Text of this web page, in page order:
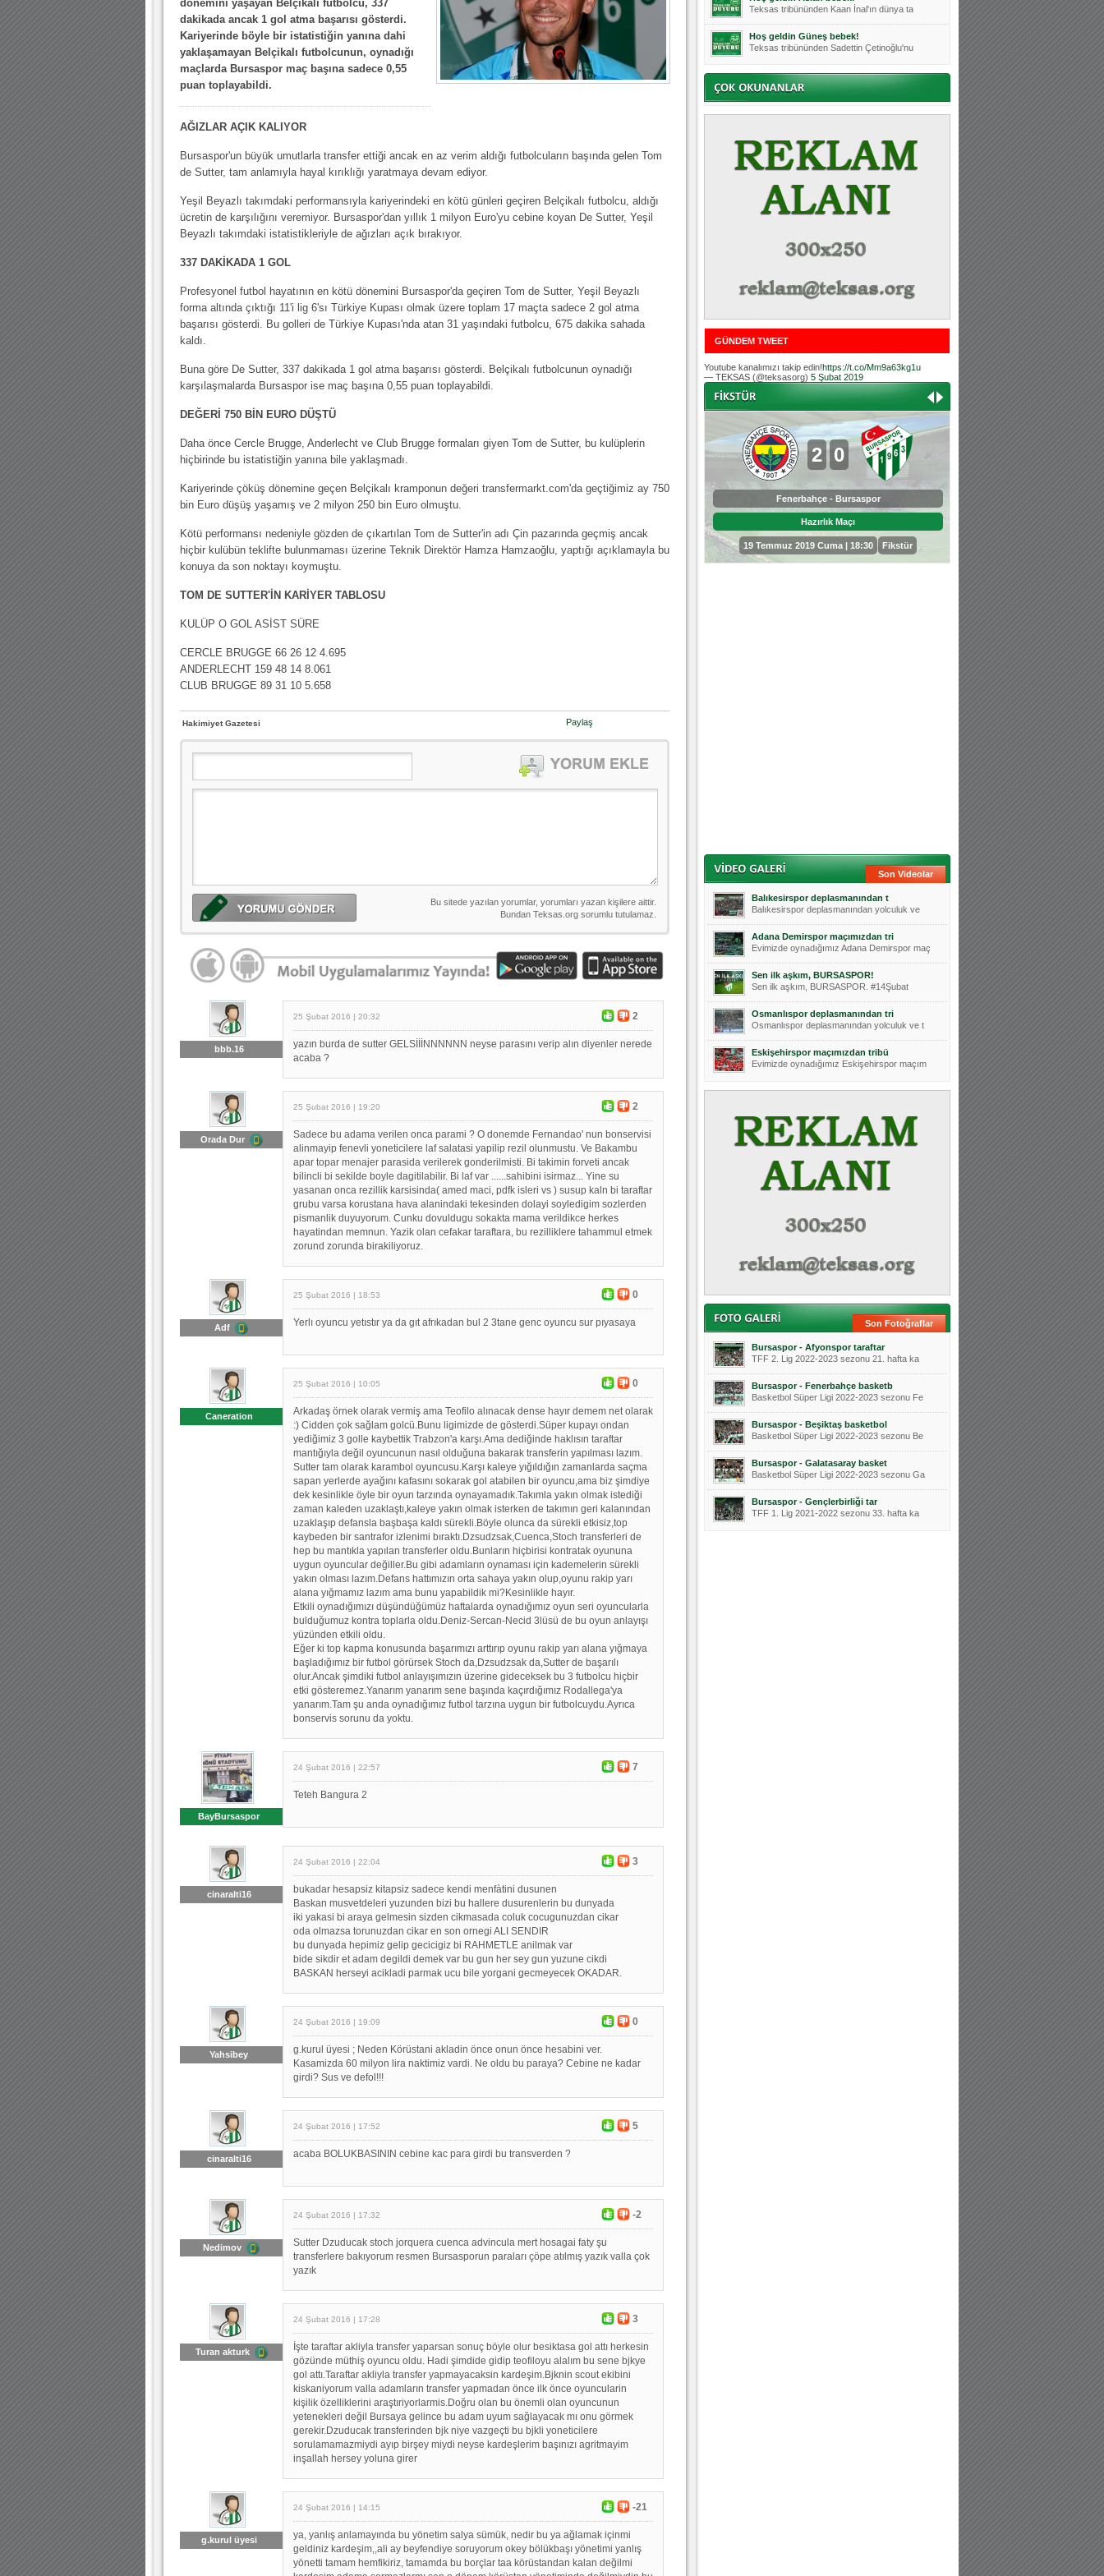
Hoş geldin Kadir Kağan Bebek!
11.11.2025 14:13 |Hoş geldin Ertuğrul Bebek!
12.10.2025 17:30 |MUTLULUKLAR SİNAN SILACI
16.07.2024 14:32 |Hoş geldin Kerem Bebek!
Hoş geldin Aslan bebek!
03.01.2024 19:09 | Hoş geldin Güneş bebek!
dönemini yaşayan Belçikalı futbolcu, 337
dakikada ancak 1 gol atma başarısı gösterdi.
Kariyerinde böyle bir istatistiğin yanına dahi
yaklaşamayan Belçikalı futbolcunun, oynadığı
maçlarda Bursaspor maç başına sadece 0,55
puan toplayabildi.
AĞIZLAR AÇIK KALIYOR
Bursaspor'un büyük umutlarla transfer ettiği ancak en az verim aldığı futbolcuların başında gelen Tom
de Sutter, tam anlamıyla hayal kırıklığı yaratmaya devam ediyor.
Yeşil Beyazlı takımdaki performansıyla kariyerindeki en kötü günleri geçiren Belçikalı futbolcu, aldığı
ücretin de karşılığını veremiyor. Bursaspor'dan yıllık 1 milyon Euro'yu cebine koyan De Sutter, Yeşil
Beyazlı takımdaki istatistikleriyle de ağızları açık bırakıyor.
337 DAKİKADA 1 GOL
Profesyonel futbol hayatının en kötü dönemini Bursaspor'da geçiren Tom de Sutter, Yeşil Beyazlı
forma altında çıktığı 11'i lig 6'sı Türkiye Kupası olmak üzere toplam 17 maçta sadece 2 gol atma
başarısı gösterdi. Bu golleri de Türkiye Kupası'nda atan 31 yaşındaki futbolcu, 675 dakika sahada
kaldı.
Buna göre De Sutter, 337 dakikada 1 gol atma başarısı gösterdi. Belçikalı futbolcunun oynadığı
karşılaşmalarda Bursaspor ise maç başına 0,55 puan toplayabildi.
DEĞERİ 750 BİN EURO DÜŞTÜ
Daha önce Cercle Brugge, Anderlecht ve Club Brugge formaları giyen Tom de Sutter, bu kulüplerin
hiçbirinde bu istatistiğin yanına bile yaklaşmadı.
Kariyerinde çöküş dönemine geçen Belçikalı kramponun değeri transfermarkt.com'da geçtiğimiz ay 750
bin Euro düşüş yaşamış ve 2 milyon 250 bin Euro olmuştu.
Kötü performansı nedeniyle gözden de çıkartılan Tom de Sutter'in adı Çin pazarında geçmiş ancak
hiçbir kulübün teklifte bulunmaması üzerine Teknik Direktör Hamza Hamzaoğlu, yaptığı açıklamayla bu
konuya da son noktayı koymuştu.
TOM DE SUTTER'İN KARİYER TABLOSU
KULÜP O GOL ASİST SÜRE
CERCLE BRUGGE 66 26 12 4.695
ANDERLECHT 159 48 14 8.061
CLUB BRUGGE 89 31 10 5.658
Hakimiyet Gazetesi Paylaş
bbb.16
25 Şubat 2016 | 20:32 2
yazın burda de sutter GELSİİİNNNNNN neyse parasını verip alın diyenler nerede
acaba ?
Orada Dur
25 Şubat 2016 | 19:20 2
Sadece bu adama verilen onca parami ? O donemde Fernandao' nun bonservisi
alinmayip fenevli yoneticilere laf salatasi yapilip rezil olunmustu. Ve Bakambu
apar topar menajer parasida verilerek gonderilmisti. Bi takimin forveti ancak
bilincli bi sekilde boyle dagitilabilir. Bi laf var ......sahibini isirmaz... Yine su
yasanan onca rezillik karsisinda( amed maci, pdfk isleri vs ) susup kaln bi taraftar
grubu varsa korustana hava alanindaki tekesinden dolayi soyledigim sozlerden
pismanlik duyuyorum. Cunku dovuldugu sokakta mama verildikce herkes
hayatindan memnun. Yazik olan cefakar taraftara, bu rezilliklere tahammul etmek
zorund zorunda birakiliyoruz.
Adf
25 Şubat 2016 | 18:53 0
Yerlı oyuncu yetıstır ya da gıt afrıkadan bul 2 3tane genc oyuncu sur pıyasaya
Caneration
25 Şubat 2016 | 10:05 0
Arkadaş örnek olarak vermiş ama Teofilo alınacak dense hayır demem net olarak
:) Cidden çok sağlam golcü.Bunu ligimizde de gösterdi.Süper kupayı ondan
yediğimiz 3 golle kaybettik Trabzon'a karşı.Ama dediğinde haklısın taraftar
mantığıyla değil oyuncunun nasıl olduğuna bakarak transferin yapılması lazım.
Sutter tam olarak karambol oyuncusu.Karşı kaleye yığıldığın zamanlarda saçma
sapan yerlerde ayağını kafasını sokarak gol atabilen bir oyuncu,ama biz şimdiye
dek kesinlikle öyle bir oyun tarzında oynayamadık.Takımla yakın olmak istediği
zaman kaleden uzaklaştı,kaleye yakın olmak isterken de takımın geri kalanından
uzaklaşıp defansla başbaşa kaldı sürekli.Böyle olunca da sürekli etkisiz,top
kaybeden bir santrafor izlenimi bıraktı.Dzsudzsak,Cuenca,Stoch transferleri de
hep bu mantıkla yapılan transferler oldu.Bunların hiçbirisi kontratak oyununa
uygun oyuncular değiller.Bu gibi adamların oynaması için kademelerin sürekli
yakın olması lazım.Defans hattımızın orta sahaya yakın olup,oyunu rakip yarı
alana yığmamız lazım ama bunu yapabildik mi?Kesinlikle hayır.
Etkili oynadığımızı düşündüğümüz haftalarda oynadığımız oyun seri oyuncularla
bulduğumuz kontra toplarla oldu.Deniz-Sercan-Necid 3lüsü de bu oyun anlayışı
yüzünden etkili oldu.
Eğer ki top kapma konusunda başarımızı arttırıp oyunu rakip yarı alana yığmaya
başladığımız bir futbol görürsek Stoch da,Dzsudzsak da,Sutter de başarılı
olur.Ancak şimdiki futbol anlayışımızın üzerine gideceksek bu 3 futbolcu hiçbir
etki gösteremez.Yanarım yanarım sene başında kaçırdığımız Rodallega'ya
yanarım.Tam şu anda oynadığımız futbol tarzına uygun bir futbolcuydu.Ayrıca
bonservis sorunu da yoktu.
BayBursaspor
24 Şubat 2016 | 22:57 7
Teteh Bangura 2
cinaralti16
24 Şubat 2016 | 22:04 3
bukadar hesapsiz kitapsiz sadece kendi menfàtini dusunen
Baskan musvetdeleri yuzunden bizi bu hallere dusurenlerin bu dunyada
iki yakasi bi araya gelmesin sizden cikmasada coluk cocugunuzdan cikar
oda olmazsa torunuzdan cikar en son ornegi ALI SENDIR
bu dunyada hepimiz gelip gecicigiz bi RAHMETLE anilmak var
bide sikdir et adam degildi demek var bu gun her sey gun yuzune cikdi
BASKAN herseyi acikladi parmak ucu bile yorgani gecmeyecek OKADAR.
Yahsibey
24 Şubat 2016 | 19:09 0
g.kurul üyesi ; Neden Körüstani akladin önce onun önce hesabini ver.
Kasamizda 60 milyon lira naktimiz vardi. Ne oldu bu paraya? Cebine ne kadar
girdi? Sus ve defol!!!
cinaralti16
24 Şubat 2016 | 17:52 5
acaba BOLUKBASININ cebine kac para girdi bu transverden ?
Nedimov
24 Şubat 2016 | 17:32 -2
Sutter Dzuducak stoch jorquera cuenca advincula mert hosagai faty şu
transferlere bakıyorum resmen Bursasporun paraları çöpe atılmış yazık valla çok
yazık
Turan akturk
24 Şubat 2016 | 17:28 3
İşte taraftar akliyla transfer yaparsan sonuç böyle olur besiktasa gol attı herkesin
gözünde müthiş oyuncu oldu. Hadi şimdide gidip teofiloyu alalım bu sene bjkye
gol attı.Taraftar akliyla transfer yapmayacaksin kardeşim.Bjknin scout ekibini
kiskaniyorum valla adamların transfer yapmadan önce ilk önce oyuncularin
kişilik özelliklerini araştıriyorlarmis.Doğru olan bu önemli olan oyuncunun
yetenekleri değil Bursaya gelince bu adam uyum sağlayacak mı onu görmek
gerekir.Dzuducak transferinden bjk niye vazgeçti bu bjkli yoneticilere
sorulamamazmiydi ayıp birşey miydi neyse kardeşlerim başınızı agritmayim
inşallah hersey yoluna girer
g.kurul üyesi
24 Şubat 2016 | 14:15 -21
ya, yanlış anlamayında bu yönetim salya sümük, nedir bu ya ağlamak içinmi
geldiniz kardeşim,,ali ay beyfendiye soruyorum okey bölükbaşı yönetimi yanlış
yönetti tamam hemfikiriz, tamamda bu borçlar taa körüstandan kalan değilmi
Teksas tribününden Kaan İnal'ın dünya ta
Hoş geldin Güneş bebek!
Teksas tribününden Sadettin Çetinoğlu'nu
Mutluluklar Ceyhun Tetik
Teksas tribünlerinin sevilen isimlerinde
Bursasporumuzun önü açılsın is
Hoş geldin Alaz Bebek!
Teksas.org sistem yöneticisi, ekibimizin
Hoş geldin Göktuğ Bebek!
Teksas.org ekibimizden ve tribünlerimizi
Teksas tribünlerinden Basri İleri'nin dü
Hoş geldin Kerem Bebek!
Tribünlerimizden Mesut Ulusoy'un (Duka)
Hoş geldin Aslan bebek!
Teksas tribününden Kaan İnal'ın dünya ta
Hoş geldin Güneş bebek!
Teksas tribününden Sadettin Çetinoğlu'nu
GÜNDEM TWEET
Youtube kanalımızı takip edin!https://t.co/Mm9a63kg1u
— TEKSAS (@teksasorg) 5 Şubat 2019
- -
04 Temmuz 2020 Cumartesi | 20:00
2 0
Fenerbahçe - Bursaspor
Hazırlık Maçı
19 Temmuz 2019 Cuma | 18:30 Fikstür
0 3
Bursaspor - Sepahan
Hazırlık Maçı
25 Temmuz 2019 Perşembe |
Son Videolar
Balıkesirspor deplasmanından t
Balıkesirspor deplasmanından yolculuk ve
Adana Demirspor maçımızdan tri
Evimizde oynadığımız Adana Demirspor maç
Sen ilk aşkım, BURSASPOR!
Sen ilk aşkım, BURSASPOR. #14Şubat
Osmanlıspor deplasmanından tri
Osmanlıspor deplasmanından yolculuk ve t
Eskişehirspor maçımızdan tribü
Evimizde oynadığımız Eskişehirspor maçım
Son Fotoğraflar
Bursaspor - Afyonspor taraftar
TFF 2. Lig 2022-2023 sezonu 21. hafta ka
Bursaspor - Fenerbahçe basketb
Basketbol Süper Ligi 2022-2023 sezonu Fe
Bursaspor - Beşiktaş basketbol
Basketbol Süper Ligi 2022-2023 sezonu Be
Bursaspor - Galatasaray basket
Basketbol Süper Ligi 2022-2023 sezonu Ga
Bursaspor - Gençlerbirliği tar
TFF 1. Lig 2021-2022 sezonu 33. hafta ka